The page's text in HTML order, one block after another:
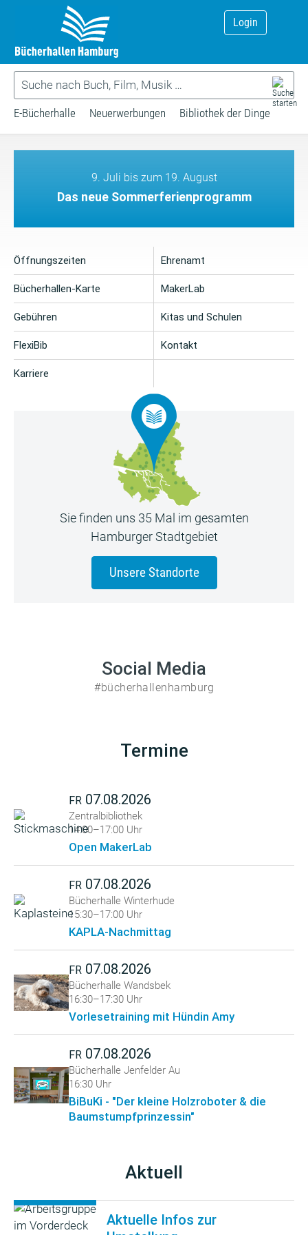
Login
E-Bücherhalle Neuerwerbungen Bibliothek der Dinge
9. Juli bis zum 19. August
Das neue Sommerferienprogramm
Öffnungszeiten
Bücherhallen-Karte
Gebühren
FlexiBib
Karriere
Ehrenamt
MakerLab
Kitas und Schulen
Kontakt
Sie finden uns 35 Mal im gesamten
Hamburger Stadtgebiet
Unsere Standorte
Social Media
#bücherhallenhamburg
Termine
FR 07.08.2026
Zentralbibliothek
14:00–17:00 Uhr
Open MakerLab
FR 07.08.2026
Bücherhalle Winterhude
15:30–17:00 Uhr
KAPLA-Nachmittag
FR 07.08.2026
Bücherhalle Wandsbek
16:30–17:30 Uhr
Vorlesetraining mit Hündin Amy
FR 07.08.2026
Bücherhalle Jenfelder Au
16:30 Uhr
BiBuKi - "Der kleine Holzroboter & die
Baumstumpfprinzessin"
Aktuell
Aktuelle Infos zur